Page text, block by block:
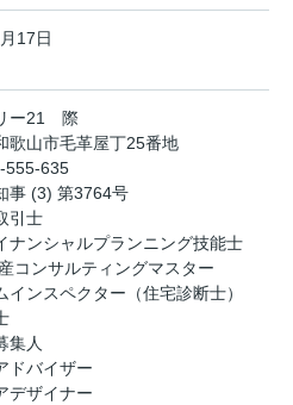
17日
ー21 際
歌山市毛革屋丁25番地
555-635
事 (3) 第3764号
引士
ナンシャルプランニング技能士
コンサルティングマスター
インスペクター（住宅診断士）
集人
ドバイザー
デザイナー